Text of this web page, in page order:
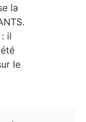
la
il
le